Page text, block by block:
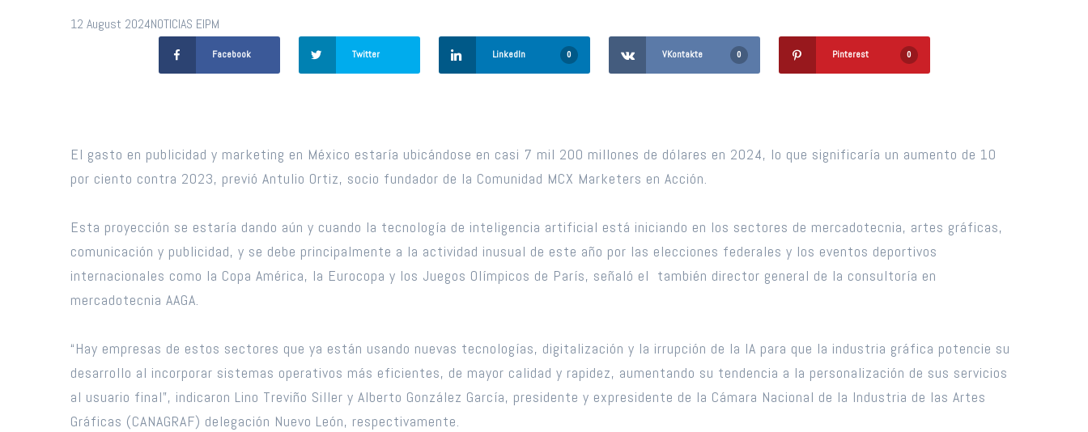
12 August 2024NOTICIAS EIPM
Facebook Twitter LinkedIn 0 VKontakte 0 Pinterest 0
El gasto en publicidad y marketing en México estaría ubicándose en casi 7 mil 200 millones de dólares en 2024, lo que significaría un aumento de 10
por ciento contra 2023, previó Antulio Ortiz, socio fundador de la Comunidad MCX Marketers en Acción.
Esta proyección se estaría dando aún y cuando la tecnología de inteligencia artificial está iniciando en los sectores de mercadotecnia, artes gráficas,
comunicación y publicidad, y se debe principalmente a la actividad inusual de este año por las elecciones federales y los eventos deportivos
internacionales como la Copa América, la Eurocopa y los Juegos Olímpicos de París, señaló el también director general de la consultoría en
mercadotecnia AAGA.
“Hay empresas de estos sectores que ya están usando nuevas tecnologías, digitalización y la irrupción de la IA para que la industria gráfica potencie su
desarrollo al incorporar sistemas operativos más eficientes, de mayor calidad y rapidez, aumentando su tendencia a la personalización de sus servicios
al usuario final”, indicaron Lino Treviño Siller y Alberto González García, presidente y expresidente de la Cámara Nacional de la Industria de las Artes
Gráficas (CANAGRAF) delegación Nuevo León, respectivamente.